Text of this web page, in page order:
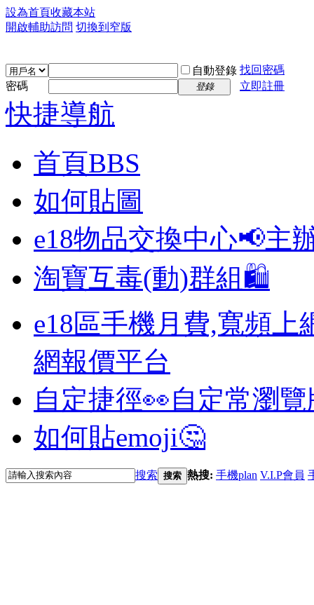
設為首頁收藏本站
開啟輔助訪問 切換到窄版
自動登錄 找回密碼
密碼
登錄 立即註冊
快捷導航
首頁BBS
如何貼圖
e18物品交換中心📢主
淘寶互毒(動)群組🛍️
e18區手機月費,寬頻上
網報價平台
自定捷徑👀自定常瀏
如何貼emoji🤔
搜索 搜索 熱搜: 手機plan V.I.P會員